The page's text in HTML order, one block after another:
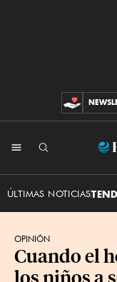
ÚLTIMAS NOTICIAS
OPINIÓN
Cuando el
los niños a